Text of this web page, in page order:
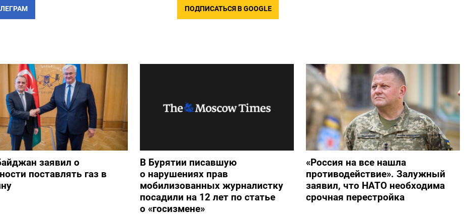
ПОДПИСАТЬСЯ В GOOGLE
заявил о
поставлять газ в
В Бурятии писавшую
о нарушениях прав
мобилизованных журналистку
посадили на 12 лет по статье
о «госизмене»
«Россия на все нашла
противодействие». Залужный
заявил, что НАТО необходима
срочная перестройка